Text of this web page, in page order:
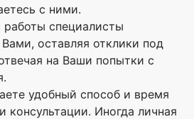
с ними.
специалисты
оставляя отклики под
на Ваши попытки с
удобный способ и время
консультации. Иногда личная